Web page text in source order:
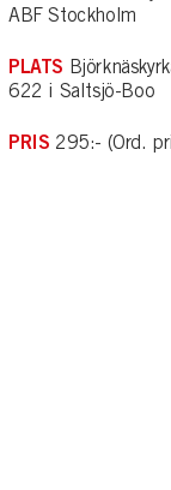
ABF Stockholm
PLATS
622 i Saltsjö-Boo
PRIS 295:- (Ord.